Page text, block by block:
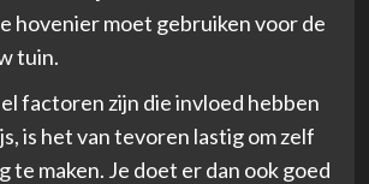
hovenier moet gebruiken voor de
tuin.
factoren zijn die invloed hebben
is het van tevoren lastig om zelf
te maken. Je doet er dan ook goed